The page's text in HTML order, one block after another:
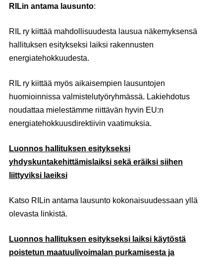
RILin antama lausunto:
RIL ry kiittää mahdollisuudesta lausua näkemyksensä
hallituksen esitykseksi laiksi rakennusten
energiatehokkuudesta.
RIL ry kiittää myös aikaisempien lausuntojen
huomioinnissa valmistelutyöryhmässä. Lakiehdotus
noudattaa mielestämme riittävän hyvin EU:n
energiatehokkuusdirektiivin vaatimuksia.
Luonnos hallituksen esitykseksi
yhdyskuntakehittämislaiksi sekä eräiksi siihen
liittyviksi laeiksi
Katso RILin antama lausunto kokonaisuudessaan yllä
olevasta linkistä.
Luonnos hallituksen esitykseksi laiksi käytöstä
poistetun maatuulivoimalan purkamisesta ja